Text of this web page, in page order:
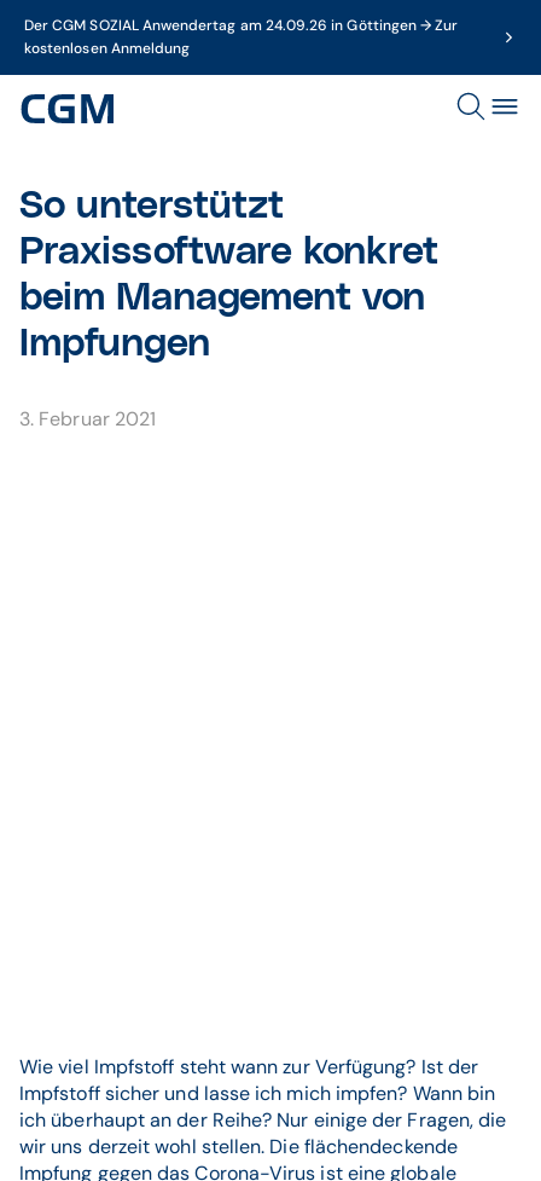
Der CGM SOZIAL Anwendertag am 24.09.26 in Göttingen → Zur
kostenlosen Anmeldung
So unterstützt
Praxissoftware konkret
beim Management von
Impfungen
3. Februar 2021
Wie viel Impfstoff steht wann zur Verfügung? Ist der
Impfstoff sicher und lasse ich mich impfen? Wann bin
ich überhaupt an der Reihe? Nur einige der Fragen, die
wir uns derzeit wohl stellen. Die flächendeckende
Impfung gegen das Corona-Virus ist eine globale